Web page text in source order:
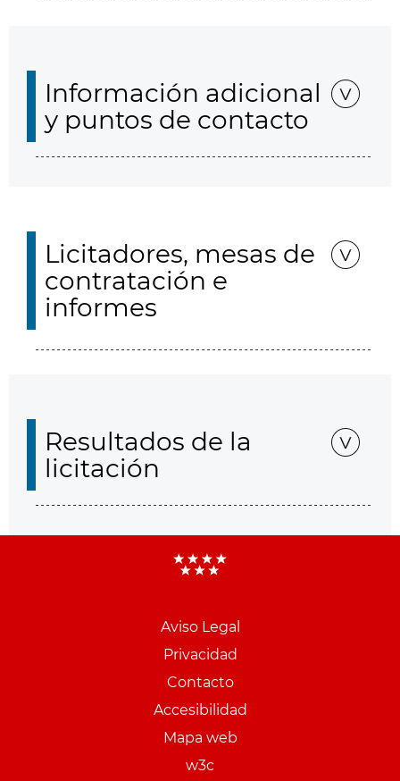
Información adicional
y puntos de contacto
Licitadores, mesas de
contratación e
informes
Resultados de la
licitación
Aviso Legal
Privacidad
Contacto
Accesibilidad
Mapa web
w3c